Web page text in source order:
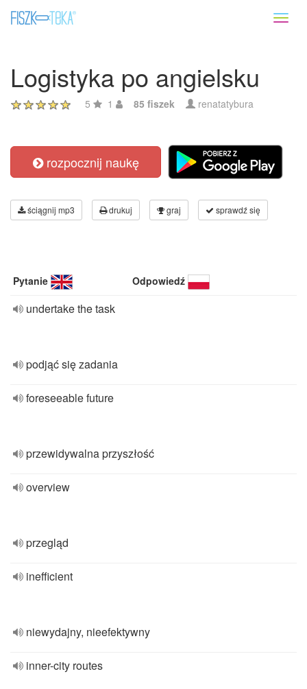
Logistyka po angielsku
5 1 85 fiszek renatatybura
rozpocznij naukę
ściągnij mp3 drukuj graj sprawdź się
Pytanie Odpowiedź
undertake the task
podjąć się zadania
foreseeable future
przewidywalna przyszłość
overview
przegląd
inefficient
niewydajny, nieefektywny
inner-city routes